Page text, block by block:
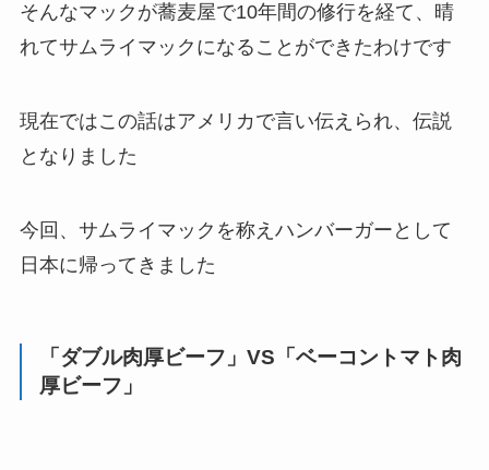
そんなマックが蕎麦屋で10年間の修行を経て、晴
れてサムライマックになることができたわけです
現在ではこの話はアメリカで言い伝えられ、伝説
となりました
今回、 サムライマック を称えハンバーガーとして
日本に帰ってきました
「ダブル肉厚ビーフ」VS「ベーコントマト肉
厚ビーフ」